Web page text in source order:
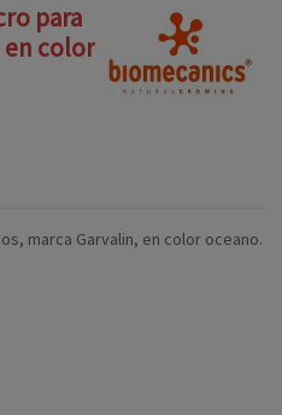
para
en color
marca Garvalin, en color oceano.